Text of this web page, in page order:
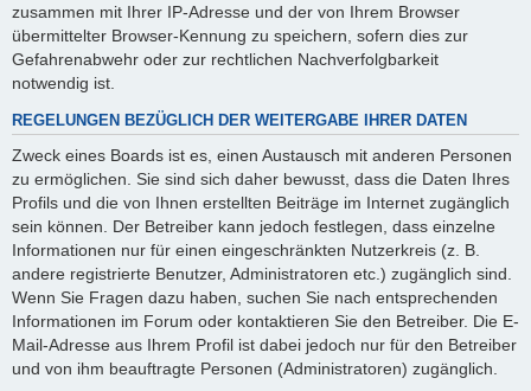
zusammen mit Ihrer IP-Adresse und der von Ihrem Browser
übermittelter Browser-Kennung zu speichern, sofern dies zur
Gefahrenabwehr oder zur rechtlichen Nachverfolgbarkeit
notwendig ist.
REGELUNGEN BEZÜGLICH DER WEITERGABE IHRER DATEN
Zweck eines Boards ist es, einen Austausch mit anderen Personen
zu ermöglichen. Sie sind sich daher bewusst, dass die Daten Ihres
Profils und die von Ihnen erstellten Beiträge im Internet zugänglich
sein können. Der Betreiber kann jedoch festlegen, dass einzelne
Informationen nur für einen eingeschränkten Nutzerkreis (z. B.
andere registrierte Benutzer, Administratoren etc.) zugänglich sind.
Wenn Sie Fragen dazu haben, suchen Sie nach entsprechenden
Informationen im Forum oder kontaktieren Sie den Betreiber. Die E-
Mail-Adresse aus Ihrem Profil ist dabei jedoch nur für den Betreiber
und von ihm beauftragte Personen (Administratoren) zugänglich.